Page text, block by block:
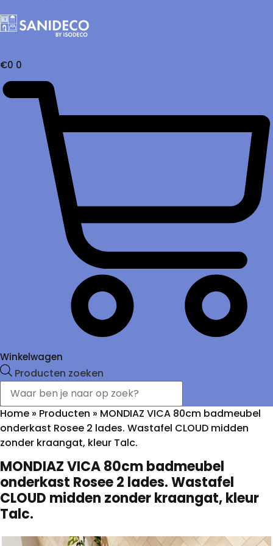
€0 0
Winkelwagen
Producten zoeken
Home » Producten » MONDIAZ VICA 80cm badmeubel
onderkast Rosee 2 lades. Wastafel CLOUD midden
zonder kraangat, kleur Talc.
MONDIAZ VICA 80cm badmeubel
onderkast Rosee 2 lades. Wastafel
CLOUD midden zonder kraangat, kleur
Talc.